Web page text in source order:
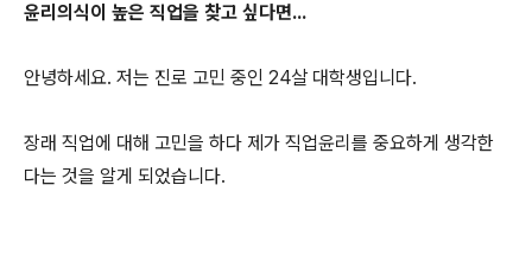
윤리의식이 높은 직업을 찾고 싶다면...
안녕하세요. 저는 진로 고민 중인 24살 대학생입니다.
장래 직업에 대해 고민을 하다 제가 직업윤리를 중요하게 생각한
다는 것을 알게 되었습니다.